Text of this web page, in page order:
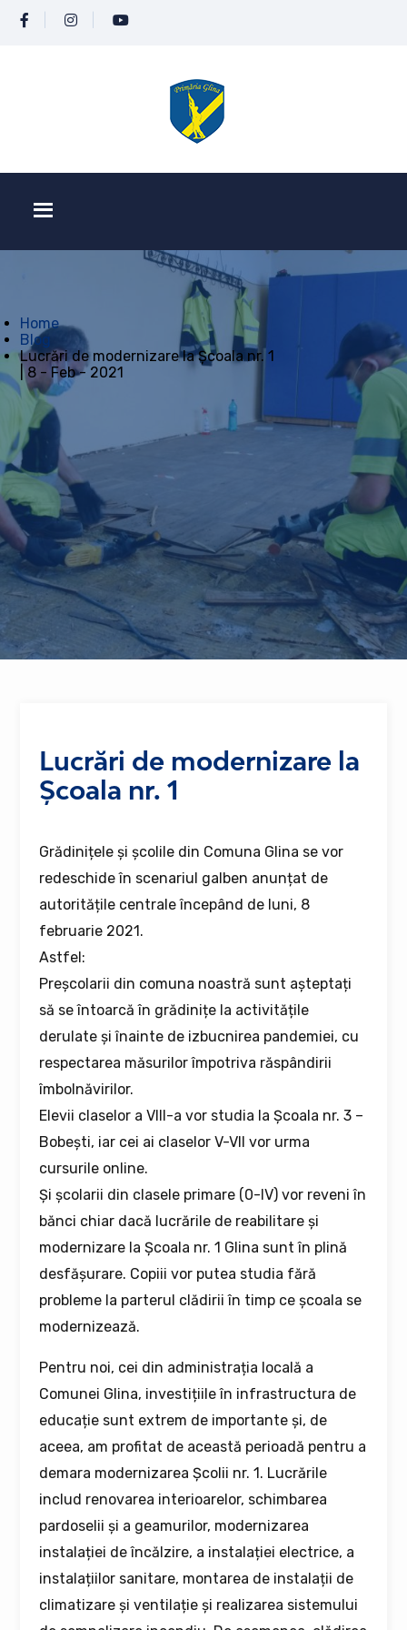
Home
Blog
Lucrări de modernizare la Școala nr. 1
| 8 - Feb - 2021
Lucrări de modernizare la
Școala nr. 1
Grădinițele și școlile din Comuna Glina se vor
redeschide în scenariul galben anunțat de
autoritățile centrale începând de luni, 8
februarie 2021.
Astfel:
Preșcolarii din comuna noastră sunt așteptați
să se întoarcă în grădinițe la activitățile
derulate și înainte de izbucnirea pandemiei, cu
respectarea măsurilor împotriva răspândirii
îmbolnăvirilor.
Elevii claselor a VIII-a vor studia la Școala nr. 3 –
Bobești, iar cei ai claselor V-VII vor urma
cursurile online.
Și școlarii din clasele primare (0-IV) vor reveni în
bănci chiar dacă lucrările de reabilitare și
modernizare la Școala nr. 1 Glina sunt în plină
desfășurare. Copiii vor putea studia fără
probleme la parterul clădirii în timp ce școala se
modernizează.
Pentru noi, cei din administrația locală a
Comunei Glina, investițiile în infrastructura de
educație sunt extrem de importante și, de
aceea, am profitat de această perioadă pentru a
demara modernizarea Școlii nr. 1. Lucrările
includ renovarea interioarelor, schimbarea
pardoselii și a geamurilor, modernizarea
instalației de încălzire, a instalației electrice, a
instalațiilor sanitare, montarea de instalații de
climatizare și ventilație și realizarea sistemului